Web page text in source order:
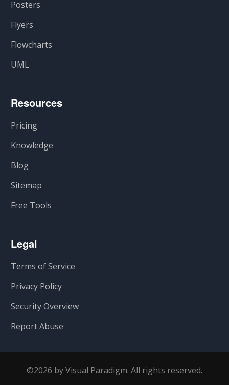
Posters
Flyers
Flowcharts
UML
Resources
Pricing
Knowledge
Blog
Sitemap
Free Tools
Legal
Terms of Service
Privacy Policy
Security Overview
Report Abuse
©2026 by Visual Paradigm. All rights reserved.